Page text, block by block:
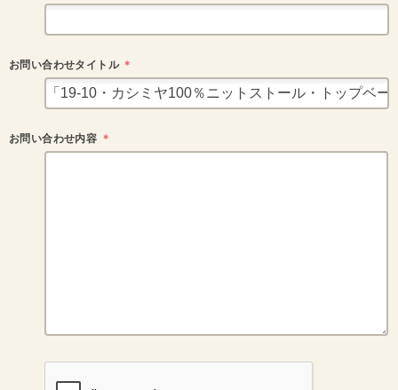
お問い合わせタイトル ＊
お問い合わせ内容 ＊